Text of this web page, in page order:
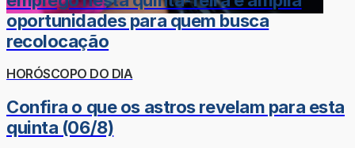
oportunidades para quem busca
recolocação
HORÓSCOPO DO DIA
Confira o que os astros revelam para esta
quinta (06/8)